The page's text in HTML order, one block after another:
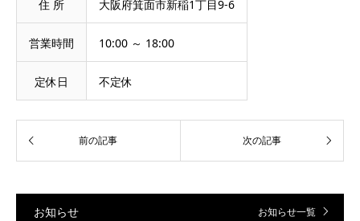
住 所 大阪府箕面市新稲1丁目9-6
営業時間 10:00 ～ 18:00
定休日 不定休
お知らせ お知らせ一覧